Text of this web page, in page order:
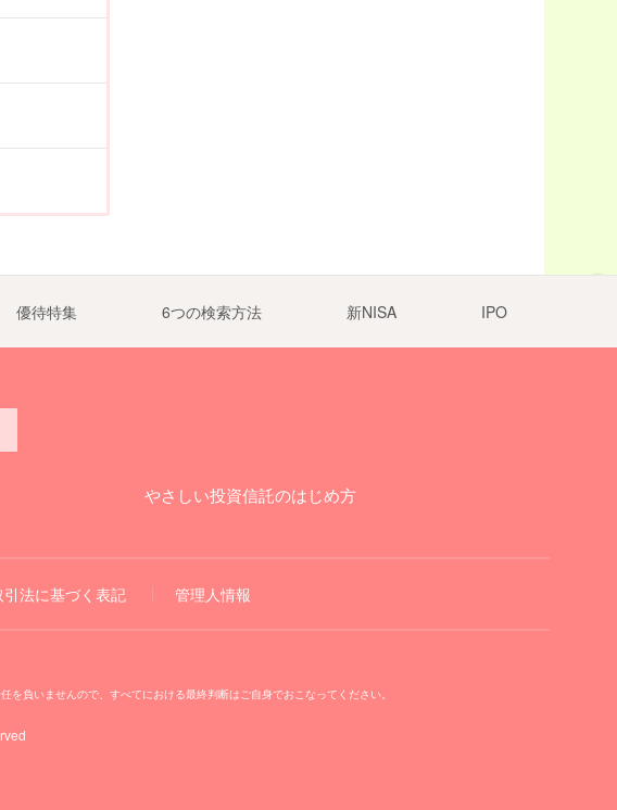
優待特集 6つの検索方法 新NISA IPO
やさしい投資信託のはじめ方
法に基づく表記 管理人情報
負いませんので、すべてにおける最終判断はご自身でおこなってください。